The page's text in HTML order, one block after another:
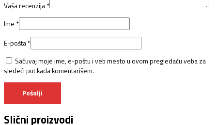
Vaša recenzija *
Ime *
E-pošta *
Sačuvaj moje ime, e-poštu i veb mesto u ovom pregledaču veba za
sledeći put kada komentarišem.
Slični proizvodi